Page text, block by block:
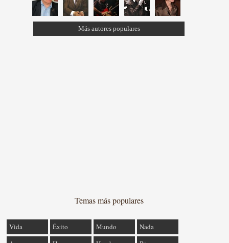
Más autores populares
Temas más populares
Vida Éxito Mundo
Nada